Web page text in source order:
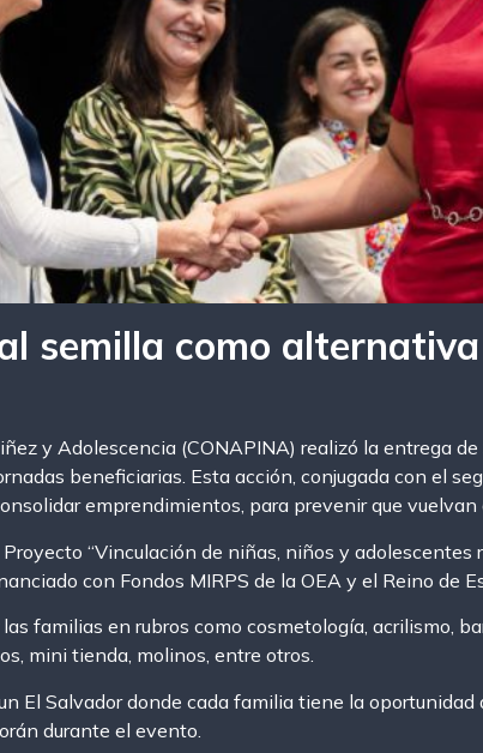
semilla como
y Adolescencia (CONAPINA) realizó la entrega
beneficiarias. Esta acción, conjugada con el
emprendimientos, para prevenir que vuelvan
“Vinculación de niñas, niños y
con Fondos MIRPS de la OEA y el Reino de
familias en rubros como cosmetología, acrilismo,
mini tienda, molinos, entre otros.
El Salvador donde cada familia tiene la
durante el evento.